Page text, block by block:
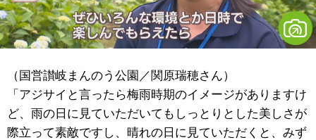
（国営讃岐まんのう公園／関原瑞穂さん）
「アジサイと言ったら梅雨時期のイメージがありますけ
ど、雨の日に見ていただいてもしっとりとした美しさが
際立って素敵ですし、晴れの日に見ていただくと、みず